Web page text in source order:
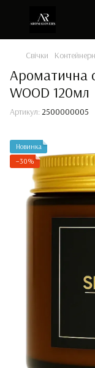
Свічки
Ароматична
WOOD 120мл
Артикул: 2500000005
Новинка
−30%